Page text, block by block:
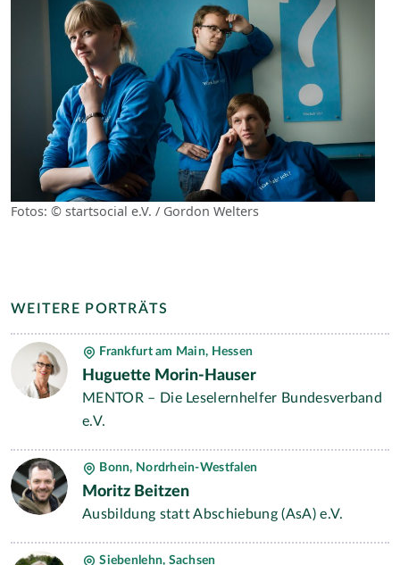
Fotos: © startsocial e.V. / Gordon Welters
WEITERE PORTRÄTS
Frankfurt am Main, Hessen
Huguette Morin-Hauser
MENTOR – Die Leselernhelfer Bundesverband
e.V.
Bonn, Nordrhein-Westfalen
Moritz Beitzen
Ausbildung statt Abschiebung (AsA) e.V.
Siebenlehn, Sachsen